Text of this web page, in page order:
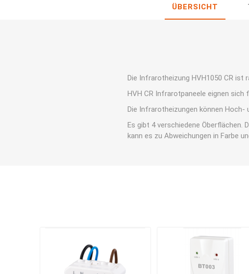
ÜBERSICHT
Die Infrarotheizung HVH1050 CR ist
HVH CR Infrarotpaneele eignen
Die Infrarotheizungen können Hoch-
Es gibt 4 verschiedene Öberflächen.
kann es zu Abweichungen in Farbe